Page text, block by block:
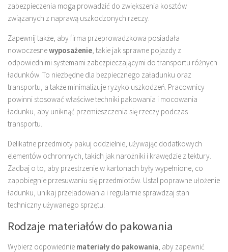
zabezpieczenia mogą prowadzić do zwiększenia kosztów
związanych z naprawą uszkodzonych rzeczy.
Zapewnij także, aby firma przeprowadzkowa posiadała
nowoczesnewyposażenie, takie jak sprawne pojazdy z
odpowiednimi systemami zabezpieczającymi do transportu różnych
ładunków. To niezbędne dla bezpiecznego załadunku oraz
transportu, a także minimalizuje ryzyko uszkodzeń. Pracownicy
powinni stosować właściwe techniki pakowania i mocowania
ładunku, aby uniknąć przemieszczenia się rzeczy podczas
transportu.
Delikatne przedmioty pakuj oddzielnie, używając dodatkowych
elementów ochronnych, takich jak narożniki i krawędzie z tektury.
Zadbaj o to, aby przestrzenie w kartonach były wypełnione, co
zapobiegnie przesuwaniu się przedmiotów. Ustal poprawne ułożenie
ładunku, unikaj przeładowania i regularnie sprawdzaj stan
techniczny używanego sprzętu.
Rodzaje materiałów do pakowania
Wybierz odpowiednie materiały do pakowania, aby zapewnić